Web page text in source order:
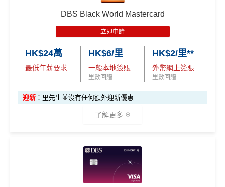
DBS Black World Mastercard
立即申請
HK$24萬
最低年薪要求
HK$6/里
一般本地簽賬
里數回贈
HK$2/里**
外幣網上簽賬
里數回贈
迎新 ：里先生並沒有任何額外迎新優惠
了解更多
DBS信用卡優惠，啲優惠都實用又貼地